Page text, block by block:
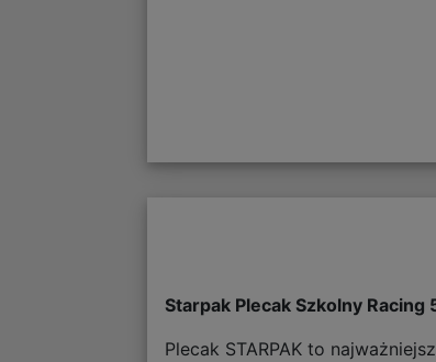
Starpak Plecak Szkolny Racing
Plecak STARPAK to